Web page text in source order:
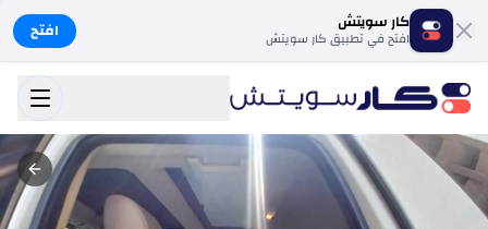
كار سويتش
افتح في تطبيق كار سويتش افتح